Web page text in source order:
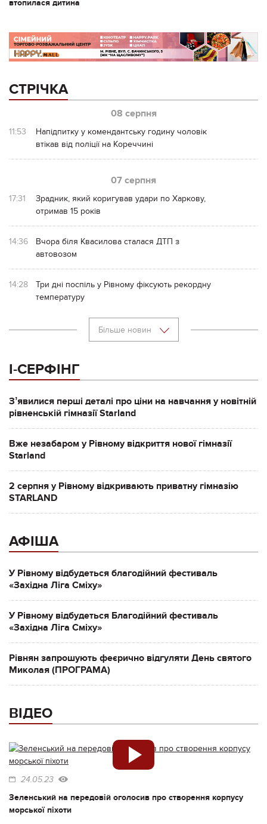
втопилася дитина
СТРІЧКА
08 серпня
11:53
Напідпитку у комендантську годину чоловік
втікав від поліції на Кореччині
07 серпня
17:31
Зрадник, який коригував удари по Харкову,
отримав 15 років
14:36
Вчора біля Квасилова сталася ДТП з
автовозом
14:28
Три дні поспіль у Рівному фіксують рекордну
температуру
Більше новин
І-СЕРФІНГ
Зʼявилися перші деталі про ціни на навчання у новітній
рівненській гімназії Starland
Вже незабаром у Рівному відкриття нової гімназії
Starland
2 серпня у Рівному відкривають приватну гімназію
STARLAND
АФІША
У Рівному відбудеться благодійний фестиваль
«Західна Ліга Сміху»
У Рівному відбудеться Благодійний фестиваль
«Західна Ліга Сміху»
Рівнян запрошують феєрично відгуляти День святого
Миколая (ПРОГРАМА)
ВІДЕО
24.05.23
Зеленський на передовій оголосив про створення корпусу
морської піхоти